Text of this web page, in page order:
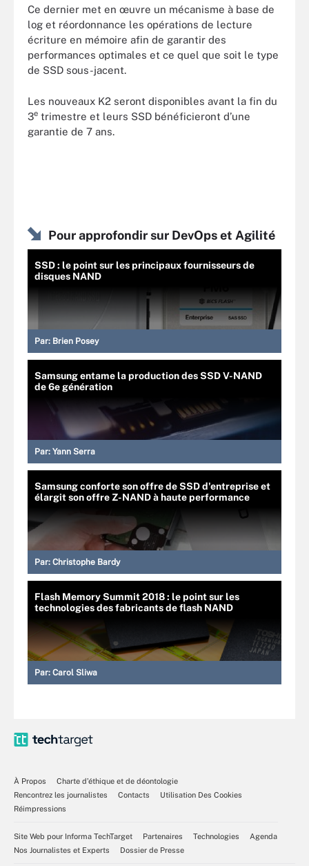
Ce dernier met en œuvre un mécanisme à base de
log et réordonnance les opérations de lecture
écriture en mémoire afin de garantir des
performances optimales et ce quel que soit le type
de SSD sous-jacent.
Les nouveaux K2 seront disponibles avant la fin du
3e trimestre et leurs SSD bénéficieront d’une
garantie de 7 ans.
Pour approfondir sur DevOps et Agilité
SSD : le point sur les principaux fournisseurs de
disques NAND
Par: Brien Posey
Samsung entame la production des SSD V-NAND
de 6e génération
Par: Yann Serra
Samsung conforte son offre de SSD d'entreprise et
élargit son offre Z-NAND à haute performance
Par: Christophe Bardy
Flash Memory Summit 2018 : le point sur les
technologies des fabricants de flash NAND
Par: Carol Sliwa
À Propos
Charte d’éthique et de déontologie
Rencontrez les journalistes
Contacts
Utilisation Des Cookies
Réimpressions
Site Web pour Informa TechTarget Partenaires Technologies
Agenda
Nos Journalistes et Experts
Dossier de Presse